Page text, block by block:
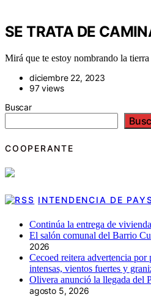
SE TRATA DE
Mirá que te estoy nombrando la
diciembre 22, 2023
97 views
Buscar
COOPERANTE
INTENDENCIA DE
Continúa la entrega de
El salón comunal del Barrio
2026
Cecoed reitera advertencia
intensas, vientos fuertes y
Olivera anunció la llegada del
agosto 5, 2026